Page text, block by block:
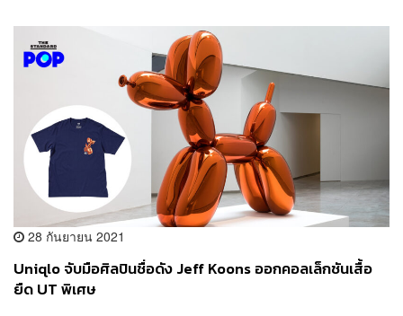
28 กันยายน 2021
Uniqlo จับมือศิลปินชื่อดัง Jeff Koons ออกคอลเล็กชันเสื้อ
ยืด UT พิเศษ